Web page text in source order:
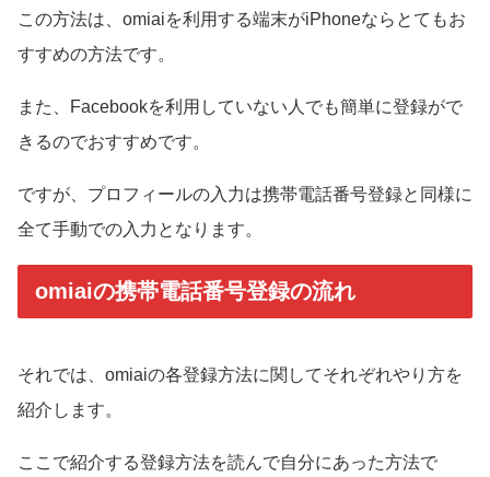
この方法は、omiaiを利用する端末がiPhoneならとてもお
すすめの方法です。
また、Facebookを利用していない人でも簡単に登録がで
きるのでおすすめです。
ですが、プロフィールの入力は携帯電話番号登録と同様に
全て手動での入力となります。
omiaiの携帯電話番号登録の流れ
それでは、omiaiの各登録方法に関してそれぞれやり方を
紹介します。
ここで紹介する登録方法を読んで自分にあった方法で